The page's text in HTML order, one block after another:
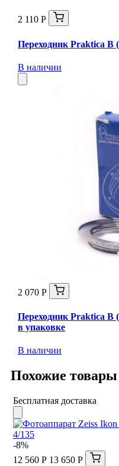
2 110 Р
Переходник Praktica B
В наличии
2 070 Р
Переходник Praktica B
в упаковке
В наличии
Похожие товары
Бесплатная доставка
-8%
12 560 Р 13 650 Р